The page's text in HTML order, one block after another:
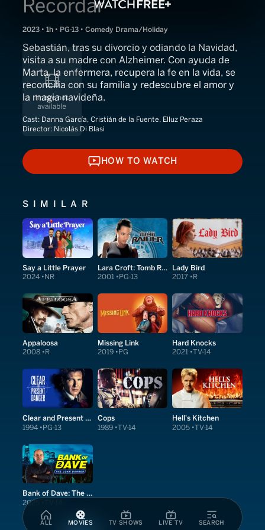
ALL MOVIES TV SHOWS LIVE TV SEARCH
Recordar
2023 • 1h • PG-13 • Comedy Drama/Holiday
Sebastián, tras su divorcio y odiando la Navidad,
visita a su madre con Alzheimer. Con ayuda de
Marta, la enfermera, recupera la fe en la vida, se
reconcilia con su familia y redescubre el amor y
la magia navideña.
Cast: Danna García, Cristián de la Fuente, Elluz Peraza
Director: Nicolás Di Blasi
HOW TO WATCH
HOW TO WATCH
SIMILAR
Say a Little Prayer
2024 NR
Lara Croft: Tomb Raider
2001 PG-13
Lady Bird
2017 R
Appaloosa
2008 R
Missing Link
2019 PG
Hard Knocks
2021 TV-14
Clear and Present Danger
1994 PG-13
Cops
1989 TV-14
Hell's Kitchen
2005 TV-14
Bank of Dave: The Sequel
2025